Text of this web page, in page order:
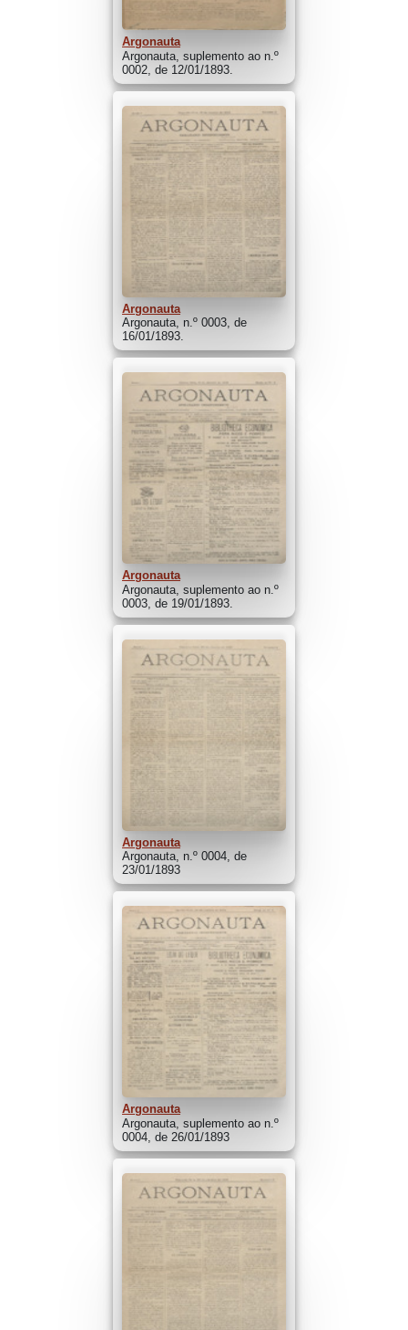
Argonauta
Argonauta, suplemento ao n.º
0002, de 12/01/1893.
Argonauta
Argonauta, n.º 0003, de
16/01/1893.
Argonauta
Argonauta, suplemento ao n.º
0003, de 19/01/1893.
Argonauta
Argonauta, n.º 0004, de
23/01/1893
Argonauta
Argonauta, suplemento ao n.º
0004, de 26/01/1893